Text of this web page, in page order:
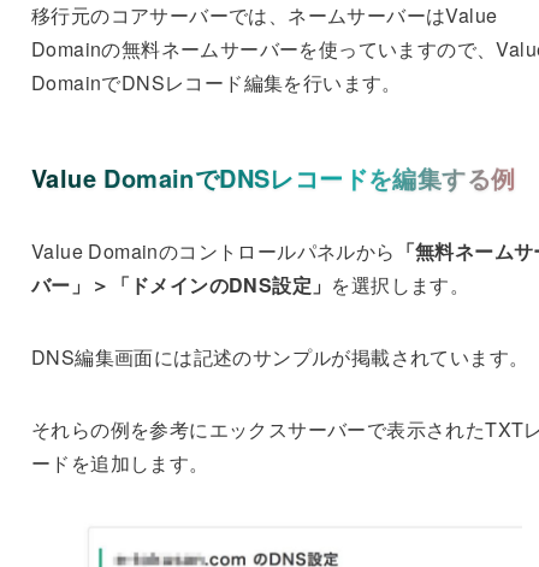
移行元のコアサーバーでは、ネームサーバーはValue
Domainの無料ネームサーバーを使っていますので、
DomainでDNSレコード編集を行います。
Value DomainでDNSレコードを編集する例
Value Domainのコントロールパネルから 「無料ネーム
バー」＞「ドメインのDNS設定」 を選択します。
DNS編集画面には記述のサンプルが掲載されています。
それらの例を参考にエックスサーバーで表示されたTXT
ードを追加します。